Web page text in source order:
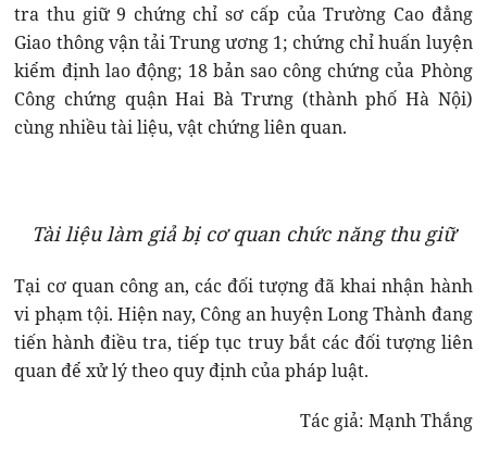
tra thu giữ 9 chứng chỉ sơ cấp của Trường Cao đẳng
Giao thông vận tải Trung ương 1; chứng chỉ huấn luyện
kiểm định lao động; 18 bản sao công chứng của Phòng
Công chứng quận Hai Bà Trưng (thành phố Hà Nội)
cùng nhiều tài liệu, vật chứng liên quan.
Tài liệu làm giả bị cơ quan chức năng thu giữ
Tại cơ quan công an, các đối tượng đã khai nhận hành
vi phạm tội. Hiện nay, Công an huyện Long Thành đang
tiến hành điều tra, tiếp tục truy bắt các đối tượng liên
quan để xử lý theo quy định của pháp luật.
Tác giả: Mạnh Thắng